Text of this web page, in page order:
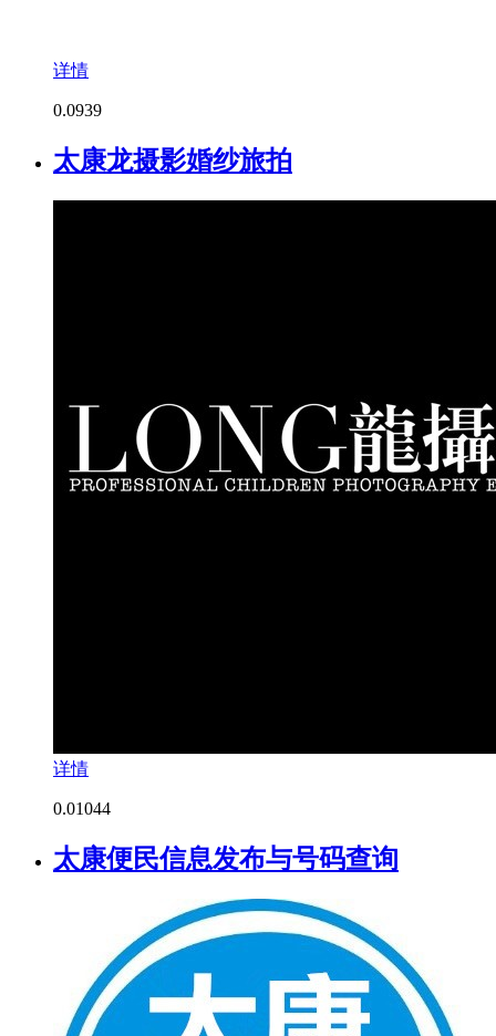
详情
0.0939
太康龙摄影婚纱旅拍
详情
0.01044
太康便民信息发布与号码查询